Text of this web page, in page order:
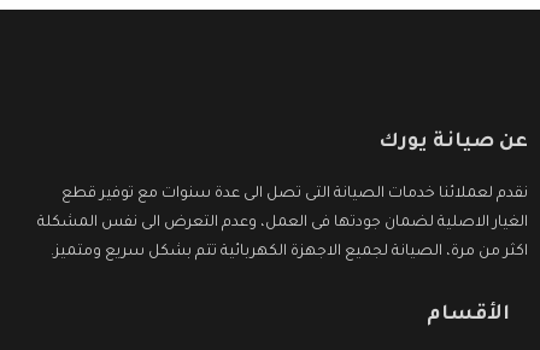
عن صيانة يورك
نقدم لعملائنا خدمات الصيانة التى تصل الى عدة سنوات مع توفير قطع
الغيار الاصلية لضمان جودتها فى العمل، وعدم التعرض الى نفس المشكلة
اكثر من مرة، الصيانة لجميع الاجهزة الكهربائية تتم بشكل سريع ومتميز.
الأقسام